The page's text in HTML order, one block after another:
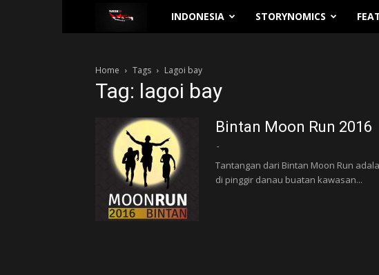
Traverse.id
INDONESIA STORYNOMICS
Home Tags Lagoi bay
Tag: lagoi bay
Bintan Moon Run 2016
-
Tantangan dari Bintan Moon Run
di pinggir danau buatan kawasan...